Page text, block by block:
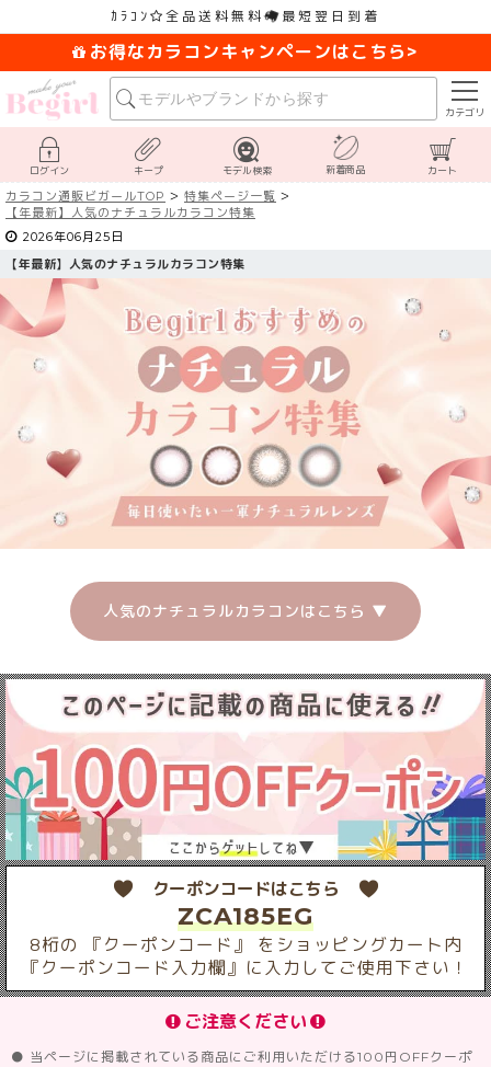
ｶﾗｺﾝ 全品送料無料 最短翌日到着
お得なカラコンキャンペーンはこちら>
カテゴリ
ログイン キープ モデル検索 新着商品 カート
カラコン通販ビガールTOP
特集ページ一覧
【 年最新】人気のナチュラルカラコン特集
2026年06月25日
【年最新】人気のナチュラルカラコン特集
人気のナチュラルカラコンはこちら ▼
クーポンコードはこちら
ZCA185EG
8桁の 『クーポンコード』 をショッピングカート内
『クーポンコード入力欄』に入力してご使用下さい！
ご注意ください
● 当ページに掲載されている商品にご利用いただける100円OFFクーポ